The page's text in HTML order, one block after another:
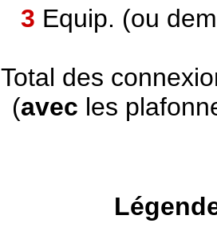
3 Equip. (ou
Total des
(avec les